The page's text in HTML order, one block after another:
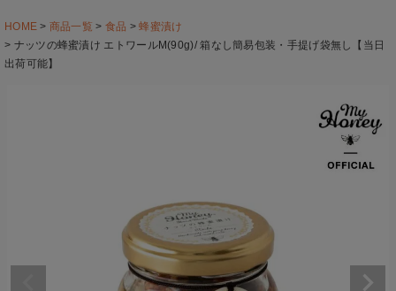
HOME 商品一覧 食品
蜂蜜漬け
ナッツの蜂蜜漬け エトワールM(90g)/ 箱なし簡易包装・手提げ袋無し【当日
出荷可能】